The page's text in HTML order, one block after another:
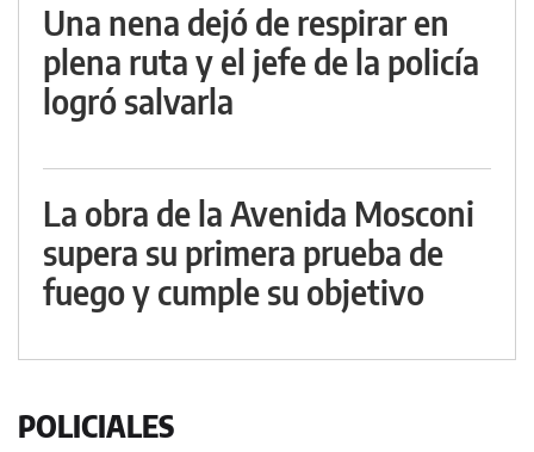
Una nena dejó de respirar en
plena ruta y el jefe de la policía
logró salvarla
La obra de la Avenida Mosconi
supera su primera prueba de
fuego y cumple su objetivo
POLICIALES